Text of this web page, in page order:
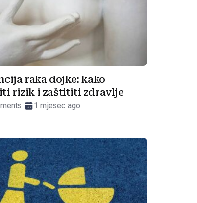
raka dojke: kako
rizik i zaštititi zdravlje
1 mjesec ago